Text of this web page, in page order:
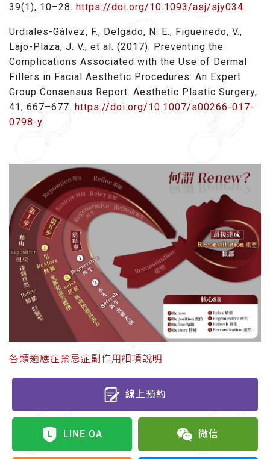
39(1), 10–28. https://doi.org/10.1093/asj/sjy034
Urdiales-Gálvez, F., Delgado, N. E., Figueiredo, V.,
Lajo-Plaza, J. V., et al. (2017). Preventing the
Complications Associated with the Use of Dermal
Fillers in Facial Aesthetic Procedures: An Expert
Group Consensus Report. Aesthetic Plastic Surgery,
41, 667–677. https://doi.org/10.1007/s00266-017-
0798-y
各類適應症禁忌症副作用細項說明
線上預約
LINE OA 微信